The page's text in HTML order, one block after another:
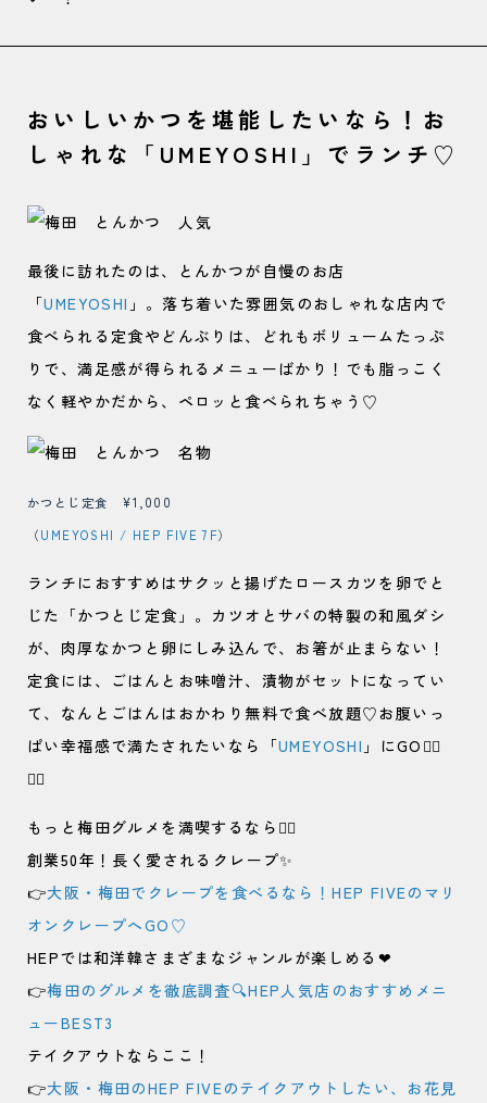
おいしいかつを堪能したいなら！お
しゃれな「UMEYOSHI」でランチ♡
最後に訪れたのは、とんかつが自慢のお店
「UMEYOSHI 」。落ち着いた雰囲気のおしゃれな店内で
食べられる定食やどんぶりは、どれもボリュームたっぷ
りで、満足感が得られるメニューばかり！でも脂っこく
なく軽やかだから、ペロッと食べられちゃう♡
かつとじ定食 ¥1,000
（UMEYOSHI / HEP FIVE 7F）
ランチにおすすめはサクッと揚げたロースカツを卵でと
じた「かつとじ定食」。カツオとサバの特製の和風ダシ
が、肉厚なかつと卵にしみ込んで、お箸が止まらない！
定食には、ごはんとお味噌汁、漬物がセットになってい
て、なんとごはんはおかわり無料で食べ放題♡お腹いっ
ぱい幸福感で満たされたいなら「UMEYOSHI 」にGO🏃‍♀️
🏃‍♀️
もっと梅田グルメを満喫するなら🏃‍♀️
創業50年！長く愛されるクレープ✨
👉大阪・梅田でクレープを食べるなら！HEP FIVEのマリ
オンクレープへGO♡
HEPでは和洋韓さまざまなジャンルが楽しめる❤
👉梅田のグルメを徹底調査🔍HEP人気店のおすすめメニ
ューBEST3
テイクアウトならここ！
👉大阪・梅田のHEP FIVEのテイクアウトしたい、お花見